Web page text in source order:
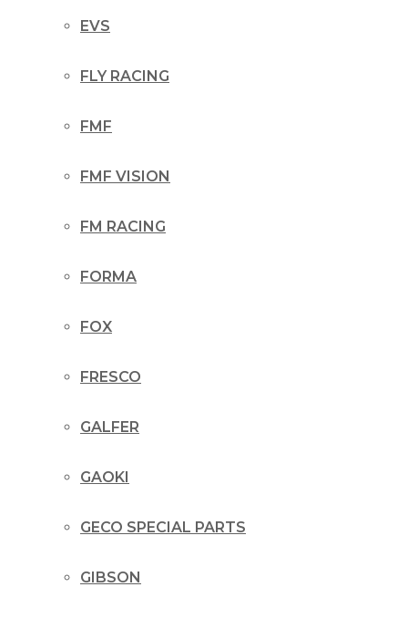
EVS
FLY RACING
FMF
FMF VISION
FM RACING
FORMA
FOX
FRESCO
GALFER
GAOKI
GECO SPECIAL PARTS
GIBSON